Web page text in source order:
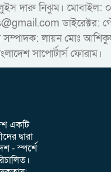
দারু নিঝুম।
ডাইরেক্টর:
লায়ন মোঃ আশিকুল
সাপোর্টার্স ফোরাম।
একটি
দ্বারা
- স্পর্শে